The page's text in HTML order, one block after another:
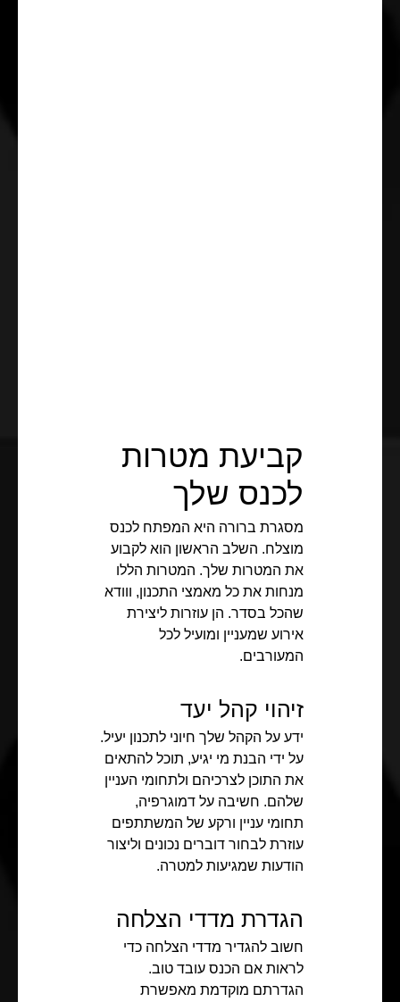
קביעת מטרות
לכנס שלך
מסגרת ברורה היא המפתח לכנס
מוצלח. השלב הראשון הוא לקבוע
את המטרות שלך. המטרות הללו
מנחות את כל מאמצי התכנון, ווודא
שהכל בסדר. הן עוזרות ליצירת
אירוע שמעניין ומועיל לכל
המעורבים.
זיהוי קהל יעד
ידע על הקהל שלך חיוני לתכנון יעיל.
על ידי הבנת מי יגיע, תוכל להתאים
את התוכן לצרכיהם ולתחומי העניין
שלהם. חשיבה על דמוגרפיה,
תחומי עניין ורקע של המשתתפים
עוזרת לבחור דוברים נכונים וליצור
הודעות שמגיעות למטרה.
הגדרת מדדי הצלחה
חשוב להגדיר מדדי הצלחה כדי
לראות אם הכנס עובד טוב.
הגדרתם מוקדמת מאפשרת